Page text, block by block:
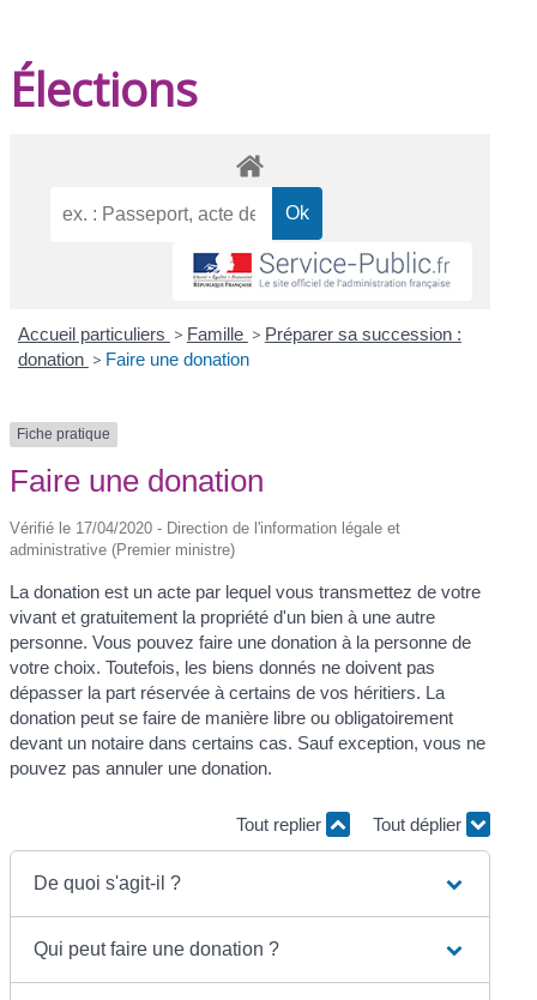
Élections
Accueil particuliers > Famille > Préparer sa succession :
donation > Faire une donation
Fiche pratique
Faire une donation
Vérifié le 17/04/2020 - Direction de l'information légale et
administrative (Premier ministre)
La donation est un acte par lequel vous transmettez de votre
vivant et gratuitement la propriété d'un bien à une autre
personne. Vous pouvez faire une donation à la personne de
votre choix. Toutefois, les biens donnés ne doivent pas
dépasser la part réservée à certains de vos héritiers. La
donation peut se faire de manière libre ou obligatoirement
devant un notaire dans certains cas. Sauf exception, vous ne
pouvez pas annuler une donation.
Tout replier Tout déplier
De quoi s'agit-il ?
Qui peut faire une donation ?